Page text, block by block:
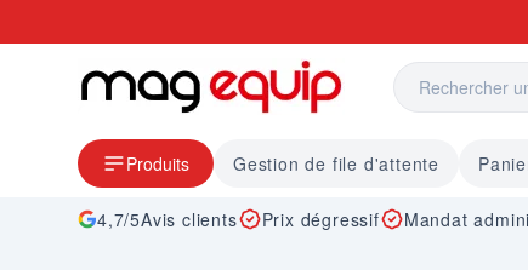
Produits Gestion de file d'attente
4,7/5Avis clients Prix dégressif Mandat